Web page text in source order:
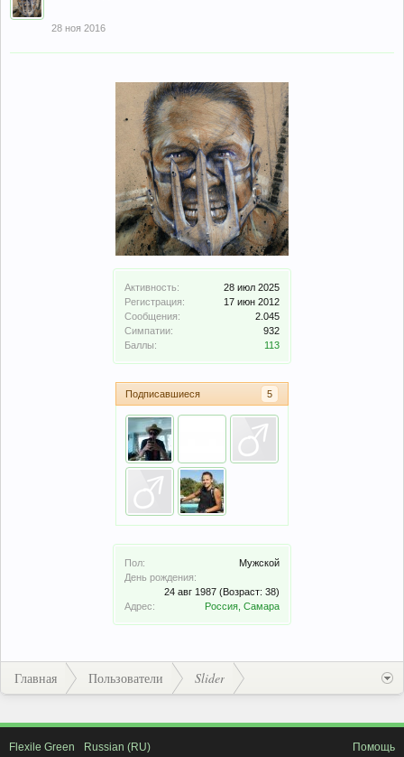
Активность:
28 июл 2025
Регистрация:
17 июн 2012
Сообщения:
2.045
Симпатии:
932
Баллы:
113
Подписавшиеся 5
Пол:
Мужской
День рождения:
24 авг 1987 (Возраст: 38)
Адрес:
Россия, Самара
28 ноя 2016
Главная Пользователи Slider
Flexile Green Russian (RU) Помощь